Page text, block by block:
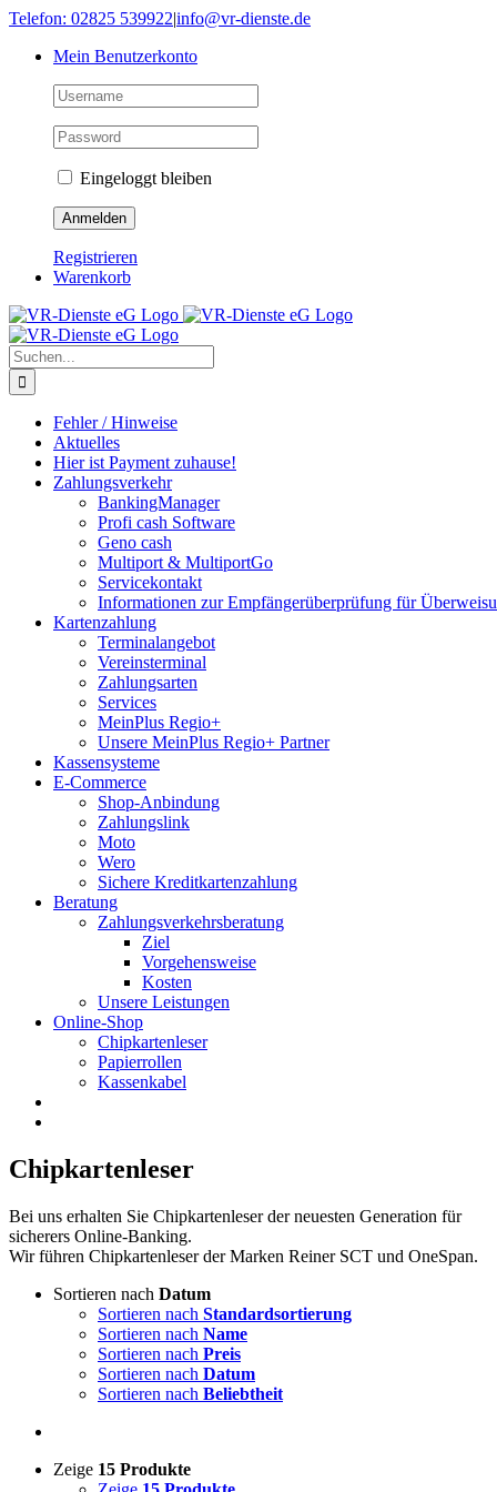
Skip
content
Telefon: 02825 539922|info@vr-dienste.de
Mein Benutzerkonto
Eingeloggt bleiben
Registrieren
Warenkorb
Suche
nach:
Fehler / Hinweise
Aktuelles
Hier ist Payment zuhause!
Zahlungsverkehr
BankingManager
Profi cash Software
Geno cash
Multiport & MultiportGo
Servicekontakt
Informationen zur Empfängerüberprüfung für
Kartenzahlung
Terminalangebot
Vereinsterminal
Zahlungsarten
Services
MeinPlus Regio+
Unsere MeinPlus Regio+ Partner
Kassensysteme
E-Commerce
Shop-Anbindung
Zahlungslink
Moto
Wero
Sichere Kreditkartenzahlung
Beratung
Zahlungsverkehrsberatung
Ziel
Vorgehensweise
Kosten
Unsere Leistungen
Online-Shop
Chipkartenleser
Papierrollen
Kassenkabel
Chipkartenleser
Bei uns erhalten Sie Chipkartenleser der neuesten Generation für
sicherers Online-Banking.
Wir führen Chipkartenleser der Marken Reiner SCT und OneSpan.
Sortieren nach Datum
Sortieren nach Standardsortierung
Sortieren nach Name
Sortieren nach Preis
Sortieren nach Datum
Sortieren nach Beliebtheit
Zeige 15 Produkte